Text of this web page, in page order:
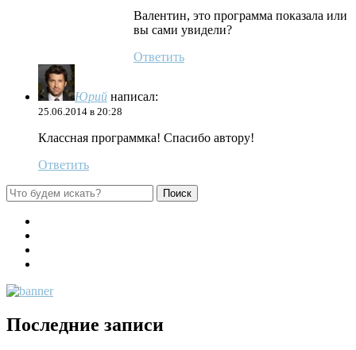
Валентин, это программа показала или
вы сами увидели?
Ответить
Юрий написал:
25.06.2014 в 20:28
Классная программка! Спасибо автору!
Ответить
Последние записи